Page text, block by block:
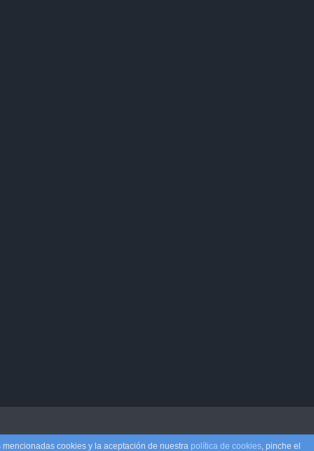
cookies y la aceptación de nuestra política de cookies, pinche el